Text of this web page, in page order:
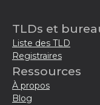
TLDs et
Liste des TLD
Registraires
Ressources
À propos
Blog